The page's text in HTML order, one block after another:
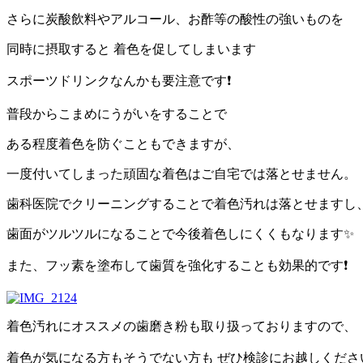
さらに炭酸飲料やアルコール、お酢等の酸性の強いものを
同時に摂取すると 着色を促してしまいます
スポーツドリンクなんかも要注意です❗
普段からこまめにうがいをすることで
ある程度着色を防ぐこともできますが、
一度付いてしまった頑固な着色はご自宅では落とせません。
歯科医院でクリーニングすることで着色汚れは落とせますし
歯面がツルツルになることで今後着色しにくくもなります✨
また、フッ素を塗布して歯質を強化することも効果的です❗
着色汚れにオススメの歯磨き粉も取り扱っておりますので、
着色が気になる方もそうでない方も ぜひ検診にお越しくださ